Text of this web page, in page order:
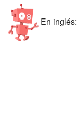
En inglés: